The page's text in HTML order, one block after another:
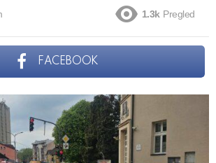
1.3k Pregled
FACEBOOK